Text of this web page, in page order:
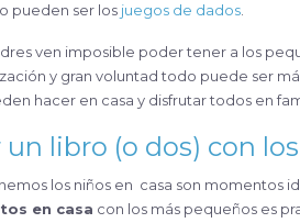
pueden ser los juegos de dados
ven imposible poder tener a los
y gran voluntad todo puede ser
hacer en casa y disfrutar todos en
un libro (o dos) con
los niños en casa son momentos
en casa con los más pequeños es